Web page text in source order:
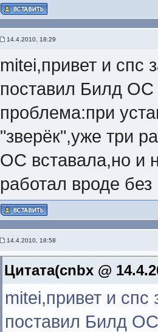
14.4.2010, 18:29
mitei,привет и спс
поставил Билд
проблема:при
"зверёк",уже три
ОС вставала,но и
работал вроде без
14.4.2010, 18:58
Цитата(cnbx @
mitei,привет и
поставил Билд